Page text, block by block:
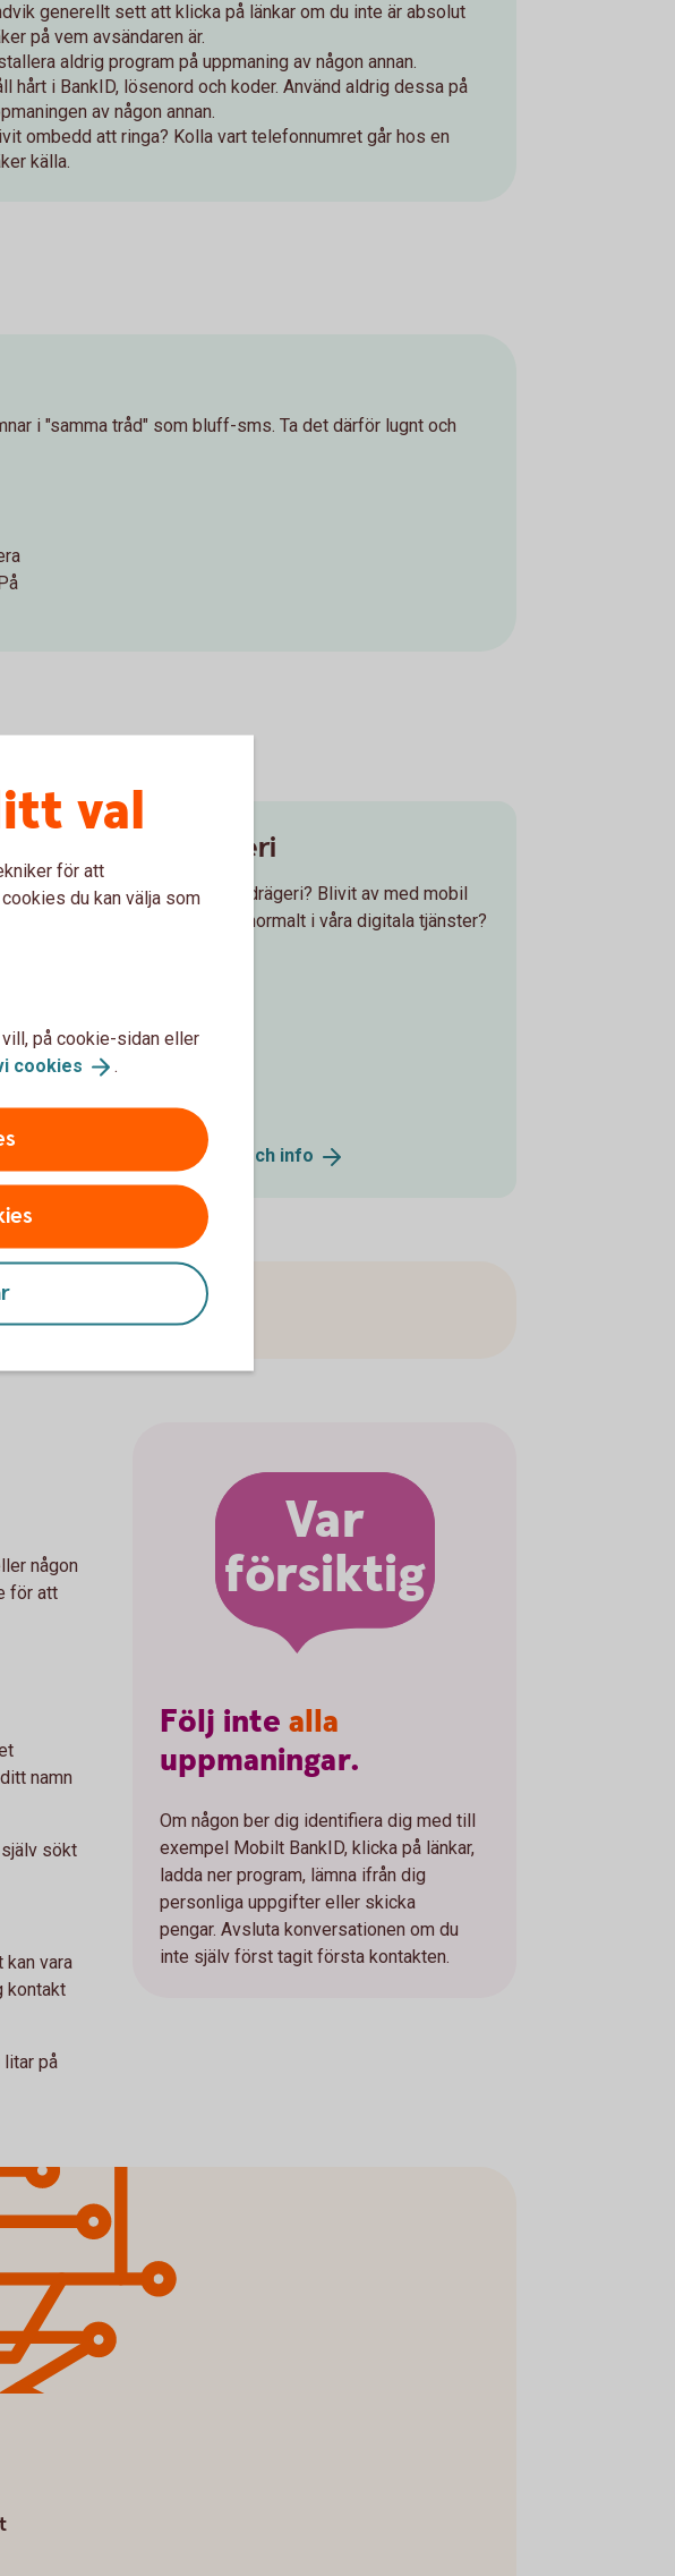
generellt sett att klicka på länkar om du inte är absolut
på vem avsändaren är.
aldrig program på uppmaning av någon annan.
hårt i BankID, lösenord och koder. Använd aldrig dessa på
av någon annan.
ombedd att ringa? Kolla vart telefonnumret går hos en
källa.
i "samma tråd" som bluff-sms. Ta det därför lugnt och
och anmäl bedrägeri
du att du blivit utsatt för bedrägeri? Blivit av med mobil
Upptäckt något onormalt i våra digitala tjänster?
bedrägeri – telefonnummer och info
bedragarna.
någon
för att
namn
sökt
kan vara
kontakt
litar på
Var
försiktig
Följ inte alla
uppmaningar.
Om någon ber dig identifiera dig med till
exempel Mobilt BankID, klicka på länkar,
ladda ner program, lämna ifrån dig
personliga uppgifter eller skicka
pengar. Avsluta konversationen om du
inte själv först tagit första kontakten.
val
för att
du kan välja som
på cookie-sidan eller
cookies .